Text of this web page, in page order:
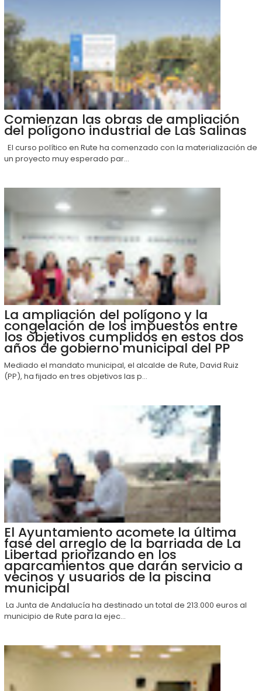
Comienzan las obras de ampliación
del polígono industrial de Las Salinas
El curso político en Rute ha comenzado con la materialización de
un proyecto muy esperado par...
La ampliación del polígono y la
congelación de los impuestos entre
los objetivos cumplidos en estos dos
años de gobierno municipal del PP
Mediado el mandato municipal, el alcalde de Rute, David Ruiz
(PP), ha fijado en tres objetivos las p...
El Ayuntamiento acomete la última
fase del arreglo de la barriada de La
Libertad priorizando en los
aparcamientos que darán servicio a
vecinos y usuarios de la piscina
municipal
La Junta de Andalucía ha destinado un total de 213.000 euros al
municipio de Rute para la ejec...